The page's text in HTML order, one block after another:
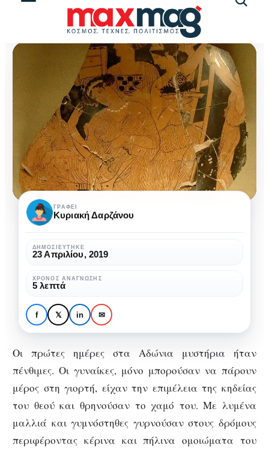
ΙΣΤΟΡΊΑ ΠΟΛΙΤΙΣΜΌΣ
«Αδώνια μυστήρια»: το
Πάσχα των Αρχαίων
Ελλήνων
«Αδώνια
μυστήρια»:
Πάσχα
των
Αρχαίων
Ελλήνων
ΓΡΆΦΕΙ
Κυριακή Δαρζάνου
ΔΗΜΟΣΙΕΎΤΗΚΕ
23 Απριλίου, 2019
ΧΡΌΝΟΣ ΑΝΆΓΝΩΣΗΣ
5 λεπτά
f 𝕏 in ✉
Οι πρώτες ημέρες στα Αδώνια μυστήρια ήταν
πένθιμες. Οι γυναίκες, μόνο μπορούσαν να πάρουν
μέρος στη γιορτή, είχαν την επιμέλεια της κηδείας
του θεού και θρηνούσαν το χαμό του. Με λυμένα
μαλλιά και γυμνόστηθες γυρνούσαν στους δρόμους
περιφέροντας κέρινα και πήλινα ομοιώματα του